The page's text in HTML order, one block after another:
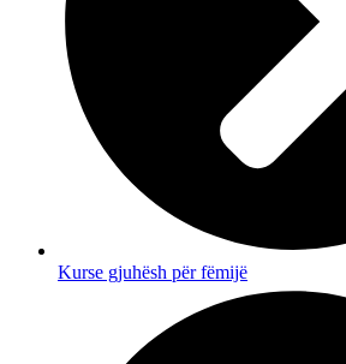
Kurse gjuhësh për fëmijë